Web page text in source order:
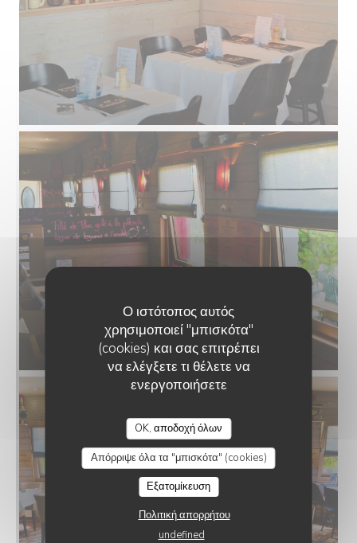
Ο ιστότοπος αυτός
χρησιμοποιεί "μπισκότα"
(cookies) και σας επιτρέπει
να ελέγξετε τι θέλετε να
ενεργοποιήσετε
OK, αποδοχή όλων
Απόρριψε όλα τα "μπισκότα" (cookies)
Εξατομίκευση
Πολιτική απορρήτου
undefined
O'CHAROLAIS